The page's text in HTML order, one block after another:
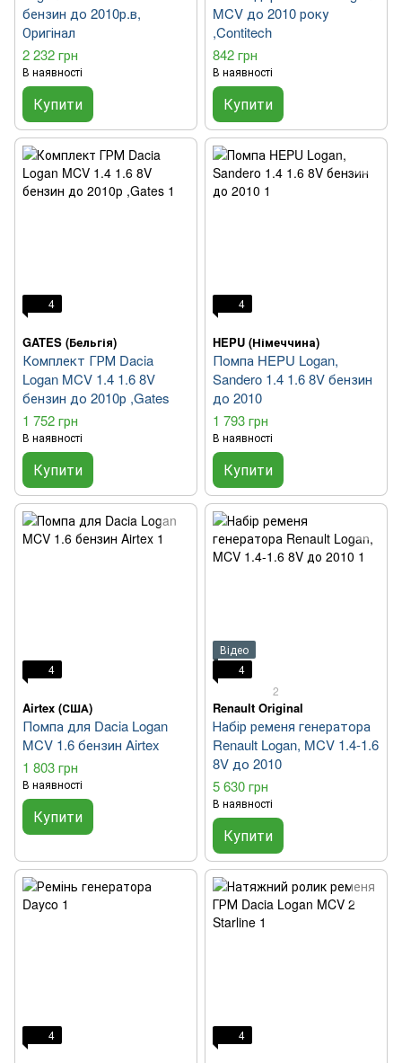
бензин до 2010р.в,
Оригінал
2 232 грн
В наявності
Купити
MCV до 2010 року
,Contitech
842 грн
В наявності
Купити
4
GATES (Бельгія)
Комплект ГРМ Dacia
Logan MCV 1.4 1.6 8V
бензин до 2010р ,Gates
1 752 грн
В наявності
Купити
4
HEPU (Німеччина)
Помпа HEPU Logan,
Sandero 1.4 1.6 8V бензин
до 2010
1 793 грн
В наявності
Купити
4
Airtex (США)
Помпа для Dacia Logan
MCV 1.6 бензин Airtex
1 803 грн
В наявності
Купити
Відео
4
2
Renault Original
Набір ременя генератора
Renault Logan, MCV 1.4-1.6
8V до 2010
5 630 грн
В наявності
Купити
4 4